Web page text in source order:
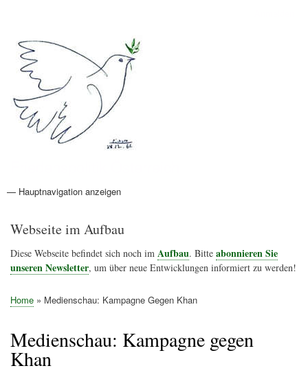
Hauptnavigation
— Hauptnavigation anzeigen
Aktionen
Friedensbewegung
Friedensprojekte
Home
Konflikte
Links
Narichtenlinks
News
Politik
Termine
Texte
Kunst
Friedensexperten
Friedensforschung
Friedensinitiativen
Friedensnachrichten
Webseite im Aufbau
Diese Webseite befindet sich noch im Aufbau. Bitte abonnieren Sie
unseren Newsletter, um über neue Entwicklungen informiert zu werden!
Home Medienschau: Kampagne Gegen Khan
Medienschau: Kampagne gegen
Khan